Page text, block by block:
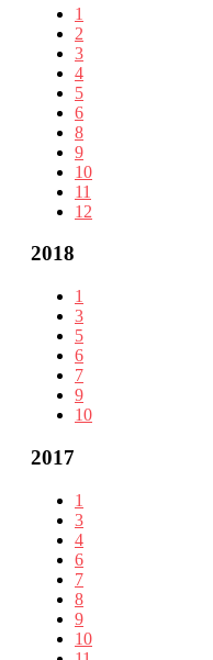
1
2
3
4
5
6
8
9
10
11
12
2018
1
3
5
6
7
9
10
2017
1
3
4
6
7
8
9
10